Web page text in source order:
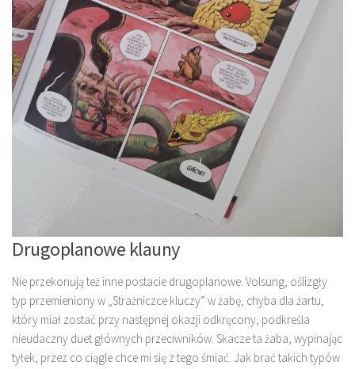
Drugoplanowe klauny
Nie przekonują też inne postacie drugoplanowe. Volsung, oślizgły
typ przemieniony w „Strażniczce kluczy” w żabę, chyba dla żartu,
który miał zostać przy następnej okazji odkręcony, podkreśla
nieudaczny duet głównych przeciwników. Skacze ta żaba, wypinając
tyłek, przez co ciągle chce mi się z tego śmiać. Jak brać takich typów